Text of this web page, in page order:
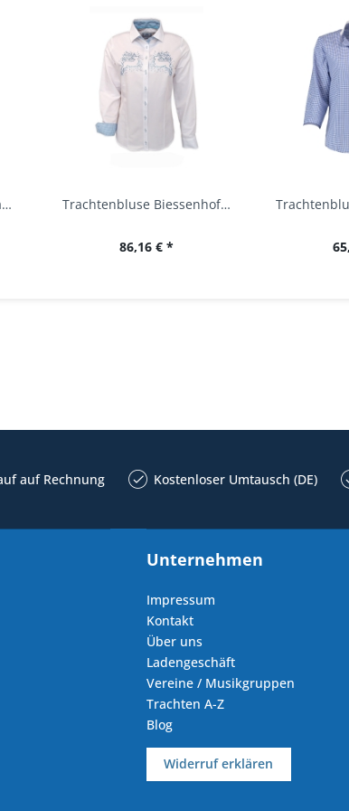
Baby Trachtenbody Habach weiß/pink Isar Trachten Trachtenbluse Biessenhofen weiß Langarm OS...
86,16 € *
auf Rechnung Kostenloser Umtausch (DE)
Unternehmen
Impressum
Kontakt
Über uns
Ladengeschäft
Vereine / Musikgruppen
Trachten A-Z
Blog
Widerruf erklären